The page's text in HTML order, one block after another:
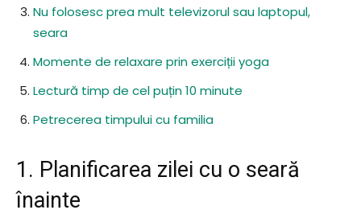
Nu folosesc prea mult televizorul sau laptopul,
seara
Momente de relaxare prin exerciții yoga
Lectură timp de cel puțin 10 minute
Petrecerea timpului cu familia
1. Planificarea zilei cu o seară
înainte